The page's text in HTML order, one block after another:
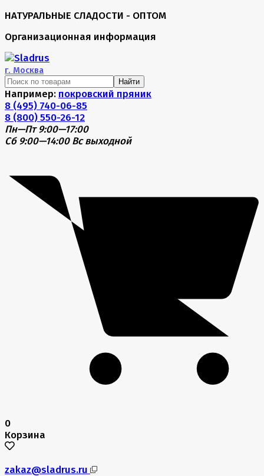
НАТУРАЛЬНЫЕ СЛАДОСТИ - ОПТОМ
Организационная информация
г. Москва
Найти
Например: покровский пряник
8 (495) 740-06-85
8 (800) 550-26-12
Пн—Пт 9:00—17:00
Сб 9:00—14:00 Вс выходной
0
Корзина
zakaz@sladrus.ru